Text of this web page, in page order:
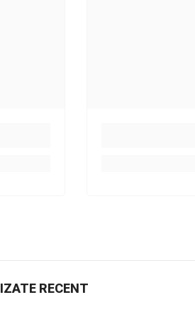
RECENT